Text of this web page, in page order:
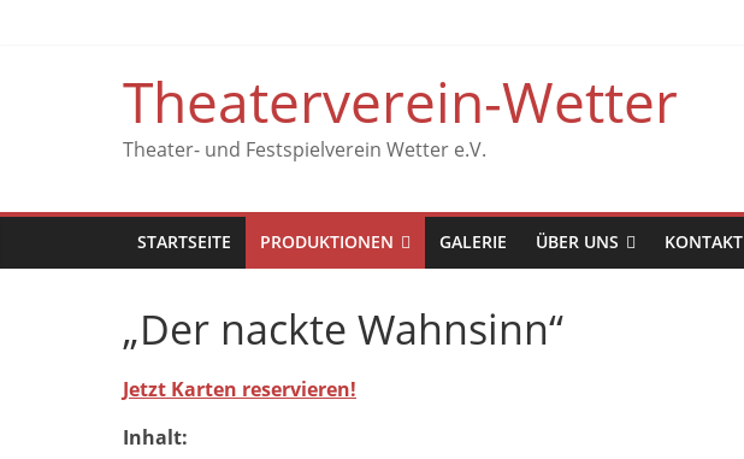
Theaterverein-Wetter
Theater- und Festspielverein Wetter e.V.
STARTSEITE PRODUKTIONEN GALERIE ÜBER UNS KONTAKT
„Der nackte Wahnsinn“
Jetzt Karten reservieren!
Inhalt: